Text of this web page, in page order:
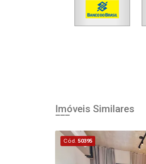
Imóveis Similares
Cód. 50395